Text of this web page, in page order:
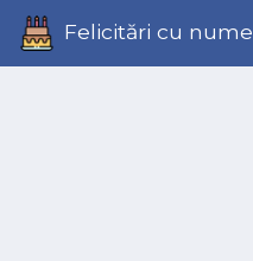
Felicitări cu nume